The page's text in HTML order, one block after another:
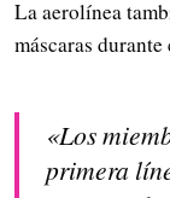
La aerolínea
máscaras
«Los
primera